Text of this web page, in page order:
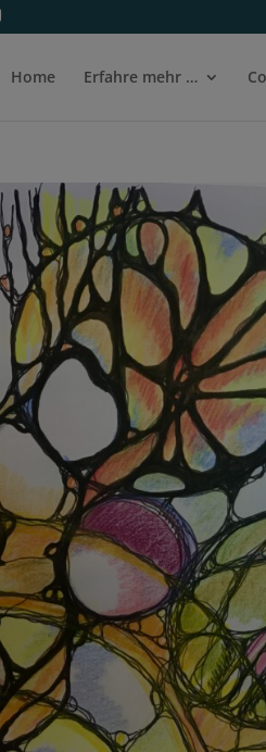
Home Erfahre mehr …